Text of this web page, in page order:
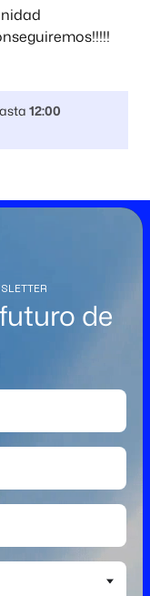
12:00
de